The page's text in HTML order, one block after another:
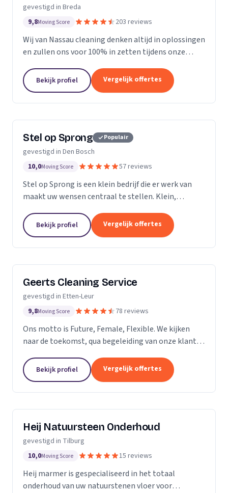
gevestigd in Breda
9,8Moving Score 203 reviews
Wij van Nassau cleaning denken altijd in oplossingen
en zullen ons voor 100% in zetten tijdens onze
Bekijk profiel Vergelijk offertes
Stel op Sprong Populair
gevestigd in Den Bosch
10,0Moving Score 57 reviews
Stel op Sprong is een klein bedrijf die er werk van
maakt uw wensen centraal te stellen. Klein,
zijn Stel op Sprong gestart om mensen te helpen
en...
Bekijk profiel Vergelijk offertes
Geerts Cleaning Service
gevestigd in Etten-Leur
9,8Moving Score 78 reviews
Ons motto is Future, Female, Flexible. We kijken
naar de toekomst, qua begeleiding van onze klanten
vrouwelijke ondernemers behandelen wij ons
personeel...
Bekijk profiel Vergelijk offertes
Heij Natuursteen Onderhoud
gevestigd in Tilburg
10,0Moving Score 15 reviews
Heij marmer is gespecialiseerd in het totaal
onderhoud van uw natuurstenen vloer voor